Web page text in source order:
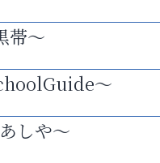
帯～
～
しや～